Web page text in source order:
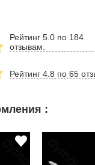
Рейтинг 5.0 по 184
отзывам.
Рейтинг 4.8 по 65
: